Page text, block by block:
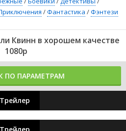
/Фантастика /Фэнтези
Квинн в хорошем качестве
1080p
ПО ПАРАМЕТРАМ
Трейлер